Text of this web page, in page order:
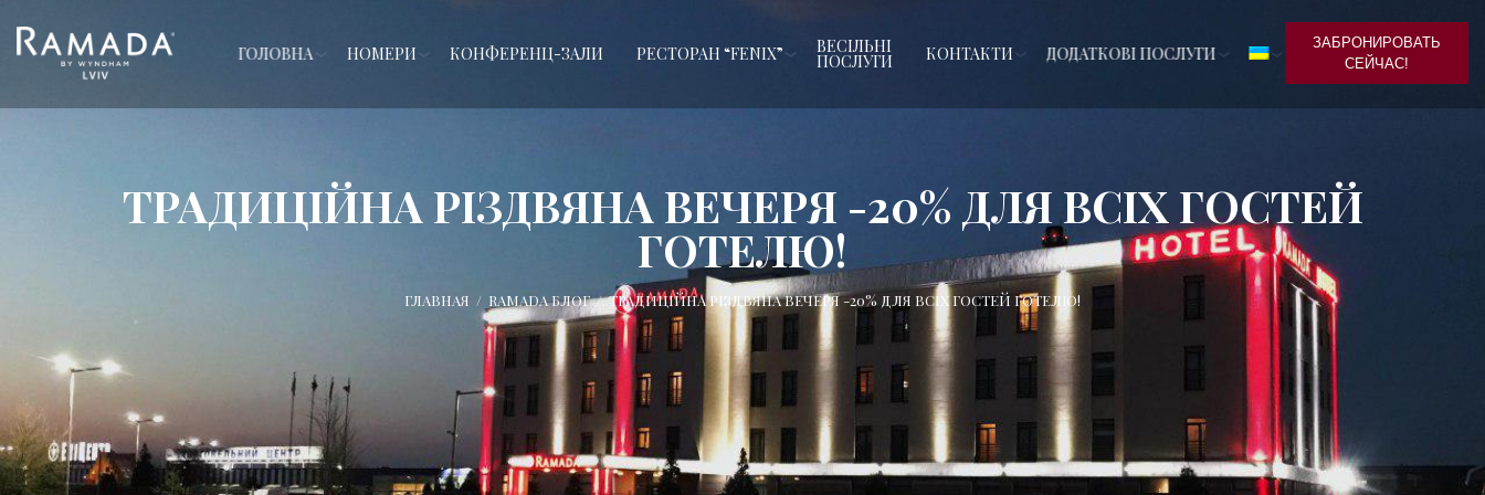
ГОЛОВНА НОМЕРИ КОНФЕРЕНЦ-ЗАЛИ РЕСТОРАН “FENIX” ВЕСІЛЬНІ
ПОСЛУГИ КОНТАКТИ ДОДАТКОВІ ПОСЛУГИ
ЗАБРОНИРОВАТЬ
СЕЙЧАС!
ТРАДИЦІЙНА РІЗДВЯНА ВЕЧЕРЯ -20% ДЛЯ ВСІХ ГОСТЕЙ
ГОТЕЛЮ!
ГЛАВНАЯ / RAMADA БЛОГ / ТРАДИЦІЙНА РІЗДВЯНА ВЕЧЕРЯ -20% ДЛЯ ВСІХ ГОСТЕЙ ГОТЕЛЮ!